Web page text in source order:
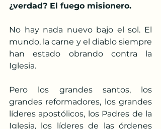
¿verdad? El fuego misionero.
No hay nada nuevo bajo el sol. El
mundo, la carne y el diablo siempre
han estado obrando contra la
Iglesia.
Pero los grandes santos, los
grandes reformadores, los grandes
líderes apostólicos, los Padres de la
Iglesia, los líderes de las órdenes